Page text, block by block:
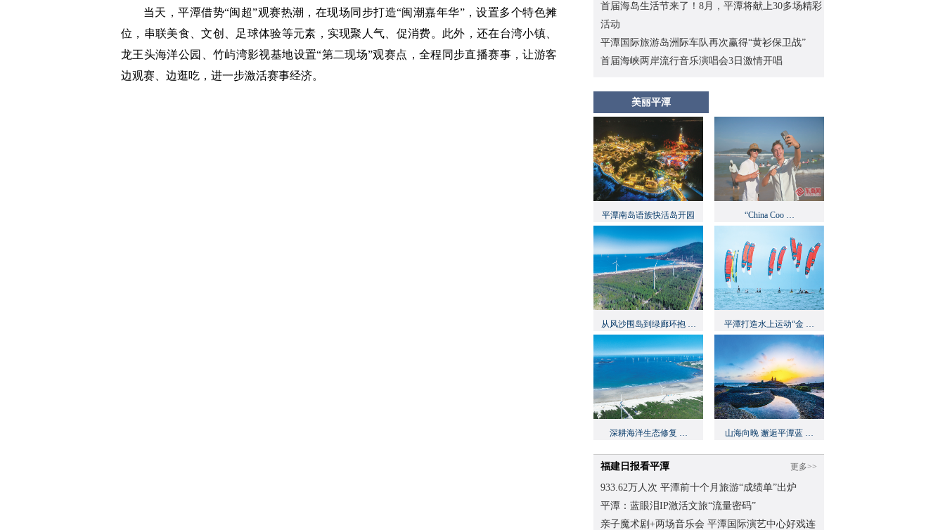
当天，平潭借势“闽超”观赛热潮，在现场同步打造“闽潮嘉年华”，设置多个特色摊
位，串联美食、文创、足球体验等元素，实现聚人气、促消费。此外，还在台湾小镇、
龙王头海洋公园、竹屿湾影视基地设置“第二现场”观赛点，全程同步直播赛事，让游客
边观赛、边逛吃，进一步激活赛事经济。
首届海岛生活节来了！8月，平潭将献上30多场精彩
活动
平潭国际旅游岛洲际车队再次赢得“黄衫保卫战”
首届海峡两岸流行音乐演唱会3日激情开唱
美丽平潭
平潭南岛语族快活岛开园 “China Coo …
从风沙围岛到绿廊环抱 … 平潭打造水上运动“金 …
深耕海洋生态修复 … 山海向晚 邂逅平潭蓝 …
更多>>
福建日报看平潭
933.62万人次 平潭前十个月旅游“成绩单”出炉
平潭：蓝眼泪IP激活文旅“流量密码”
亲子魔术剧+两场音乐会 平潭国际演艺中心好戏连